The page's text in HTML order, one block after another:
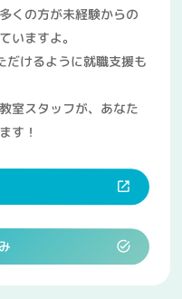
くの方が未経験からの
いますよ。
だけるように就職支援も
室スタッフが、あなた
す！